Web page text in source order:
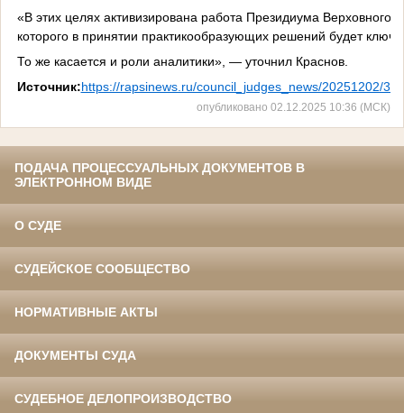
«В этих целях активизирована работа Президиума Верховного
которого в принятии практикообразующих решений будет
То же касается и роли аналитики», — уточнил Краснов.
Источник:https://rapsinews.ru/council_judges_news/20251202/
опубликовано 02.12.2025 10:36 (МСК)
ПОДАЧА ПРОЦЕССУАЛЬНЫХ ДОКУМЕНТОВ В
ЭЛЕКТРОННОМ ВИДЕ
О СУДЕ
СУДЕЙСКОЕ СООБЩЕСТВО
НОРМАТИВНЫЕ АКТЫ
ДОКУМЕНТЫ СУДА
СУДЕБНОЕ ДЕЛОПРОИЗВОДСТВО